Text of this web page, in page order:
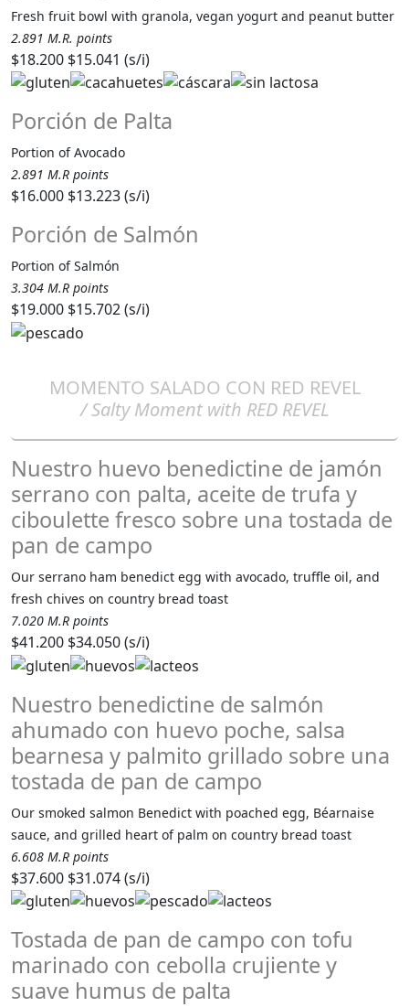
Fresh fruit bowl with granola, vegan yogurt and peanut butter
2.891 M.R. points
$18.200 $15.041 (s/i)
Porción de Palta
Portion of Avocado
2.891 M.R points
$16.000 $13.223 (s/i)
Porción de Salmón
Portion of Salmón
3.304 M.R points
$19.000 $15.702 (s/i)
MOMENTO SALADO CON RED REVEL
/ Salty Moment with RED REVEL
Nuestro huevo benedictine de jamón
serrano con palta, aceite de trufa y
ciboulette fresco sobre una tostada de
pan de campo
Our serrano ham benedict egg with avocado, truffle oil, and
fresh chives on country bread toast
7.020 M.R points
$41.200 $34.050 (s/i)
Nuestro benedictine de salmón
ahumado con huevo poche, salsa
bearnesa y palmito grillado sobre una
tostada de pan de campo
Our smoked salmon Benedict with poached egg, Béarnaise
sauce, and grilled heart of palm on country bread toast
6.608 M.R points
$37.600 $31.074 (s/i)
Tostada de pan de campo con tofu
marinado con cebolla crujiente y
suave humus de palta